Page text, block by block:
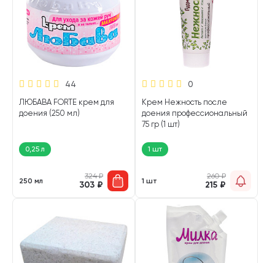
44
ЛЮБАВА FORTE крем для
доения (250 мл)
0,25 л
250 мл
324₽
303 ₽
0
Крем Нежность после
доения профессиональный
75 гр (1 шт)
1 шт
1 шт
260₽
215 ₽